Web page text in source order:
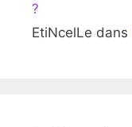
?
EtiNcelLe dans